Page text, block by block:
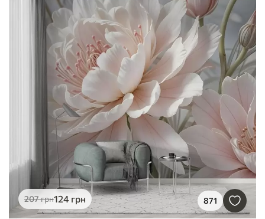
207грн124 грн 871